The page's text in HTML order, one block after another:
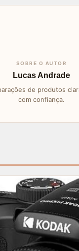
SOBRE O AUTOR
Lucas Andrade
de produtos
com confiança.